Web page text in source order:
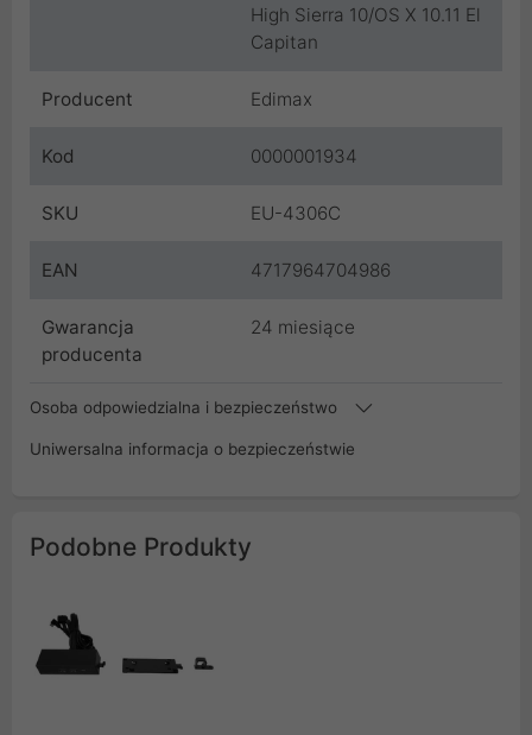
High Sierra 10/OS X 10.11 El
Capitan
Producent Edimax
Kod 0000001934
SKU EU-4306C
EAN 4717964704986
Gwarancja
producenta
24 miesiące
Osoba odpowiedzialna i bezpieczeństwo
Uniwersalna informacja o bezpieczeństwie
Podobne Produkty